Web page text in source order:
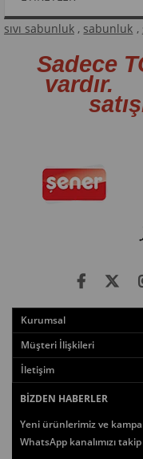
sıvı sabunluk , sabunluk ,
Sadece
Kurumsal
Müşteri İlişkileri
İletişim
BIZDEN HABERLER
Yeni ürünlerimiz ve
WhatsApp kanalımızı